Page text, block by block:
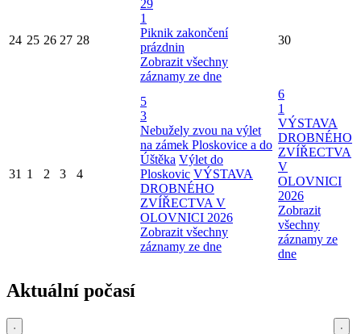
24 25 26 27 28
29
1
Piknik zakončení
prázdnin
Zobrazit všechny
záznamy ze dne
30
31 1 2 3 4
5
3
Nebužely zvou na výlet
na zámek Ploskovice a do
Úštěka Výlet do
Ploskovic VÝSTAVA
DROBNÉHO
ZVÍŘECTVA V
OLOVNICI 2026
Zobrazit všechny
záznamy ze dne
6
1
VÝSTAVA
DROBNÉHO
ZVÍŘECTVA
V
OLOVNICI
2026
Zobrazit
všechny
záznamy ze
dne
Aktuální počasí